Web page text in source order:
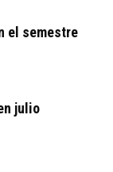
el semestre
julio